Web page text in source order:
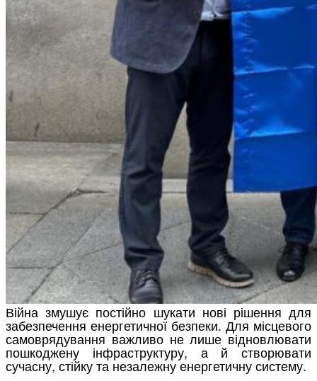
Війна змушує постійно шукати нові рішення для
забезпечення енергетичної безпеки. Для місцевого
самоврядування важливо не лише відновлювати
пошкоджену інфраструктуру, а й створювати
сучасну, стійку та незалежну енергетичну систему.